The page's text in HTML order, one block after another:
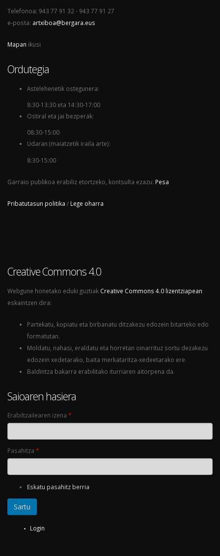
Telefonoa: 943 77 91 32 - 943 77 91 27
e-posta: artxiboa@bergara.eus
Mapan ikusi
Ordutegia
Astelehenetik ostegunera:
8:30-13:30 eta 14:30-17:00
Ostiral eta jai bezperak:
08:30-15:00
Udaran (maiatzetik iraila arte):
8:30-15:00
Garraio publikoa erabiliz etortzeko, kontsulta ezazu: Pesa
Pribatutasun politika / Lege oharra
Creative Commons 4.0
Webgune honetako eduki guztiak Creative Commons 4.0 lizentziapean
eskaintzen dira:
Partekatu, kopiatu eta birbanatu ditzakezu edozein bitarteko edo
formatutan.
Moldatu, nahasi, eraldatu eta horretan oinarrituz sortu dezakezu
edozein xedetarako, baita merkataritza-xedeetarako ere.
Baldintza bakarra erabilitako iturriaren aitorpena da.
Saioaren hasiera
Erabiltzailearen izena *
Pasahitza *
Eskatu pasahitz berria
Login